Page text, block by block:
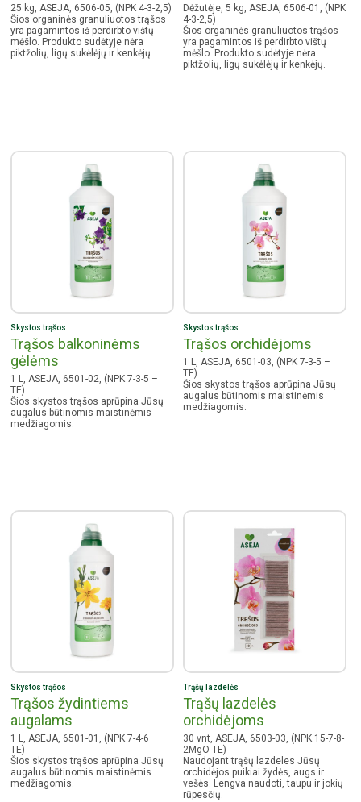
25 kg, ASEJA, 6506-05, (NPK 4-3-2,5)
Šios organinės granuliuotos trąšos
yra pagamintos iš perdirbto vištų
mėšlo. Produkto sudėtyje nėra
piktžolių, ligų sukėlėjų ir kenkėjų.
Dėžutėje, 5 kg, ASEJA, 6506-01, (NPK
4-3-2,5)
Šios organinės granuliuotos trąšos
yra pagamintos iš perdirbto vištų
mėšlo. Produkto sudėtyje nėra
piktžolių, ligų sukėlėjų ir kenkėjų.
Skystos trąšos
Trąšos balkoninėms
gėlėms
1 L, ASEJA, 6501-02, (NPK 7-3-5 –
TE)
Šios skystos trąšos aprūpina Jūsų
augalus būtinomis maistinėmis
medžiagomis.
Skystos trąšos
Trąšos orchidėjoms
1 L, ASEJA, 6501-03, (NPK 7-3-5 –
TE)
Šios skystos trąšos aprūpina Jūsų
augalus būtinomis maistinėmis
medžiagomis.
Skystos trąšos
Trąšos žydintiems
augalams
1 L, ASEJA, 6501-01, (NPK 7-4-6 –
TE)
Šios skystos trąšos aprūpina Jūsų
augalus būtinomis maistinėmis
medžiagomis.
Trąšų lazdelės
Trąšų lazdelės
orchidėjoms
30 vnt, ASEJA, 6503-03, (NPK 15-7-8-
2MgO-TE)
Naudojant trąšų lazdeles Jūsų
orchidėjos puikiai žydės, augs ir
vešės. Lengva naudoti, taupu ir jokių
rūpesčių.